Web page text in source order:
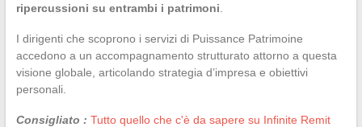
ripercussioni su entrambi i patrimoni
I dirigenti che scoprono i servizi di Puissance Patrimoine
accedono a un accompagnamento strutturato attorno a questa
visione globale, articolando strategia d’impresa e obiettivi
personali.
Consigliato : Tutto quello che c'è da sapere su Infinite Remit